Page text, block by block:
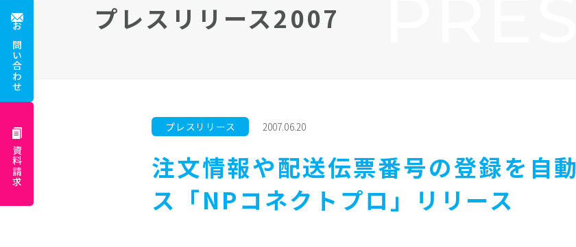
プレスリリース2007
プレスリリース 2007.06.20
注文情報や配送伝票番号の登録を自
ス「NPコネクトプロ」リリース
お問い合わせ
資料請求